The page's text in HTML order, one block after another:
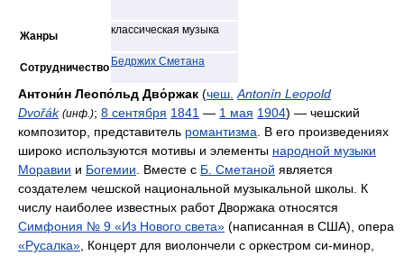
Жанры классическая музыка
Сотрудничество Бедржих Сметана
Антони́н Леопо́льд Дво́ржак (чеш. Antonín Leopold
Dvořák (инф.); 8 сентября 1841 — 1 мая 1904) — чешский
композитор, представитель романтизма . В его произведениях
широко используются мотивы и элементы народной музыки
Моравии и Богемии . Вместе с Б. Сметаной является
создателем чешской национальной музыкальной школы. К
числу наиболее известных работ Дворжака относятся
Симфония № 9 «Из Нового света» (написанная в США), опера
«Русалка» , Концерт для виолончели с оркестром си-минор,